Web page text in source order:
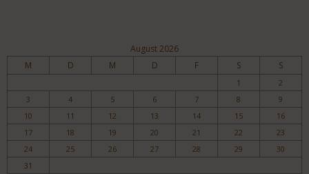
August 2026
M D M D F S S
1
2
3
4 5 6 7 8
9
10
11 12 13 14 15
16
17
18 19 20 21 22
23
24
25 26 27 28 29
30
31